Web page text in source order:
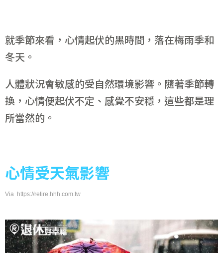
就季節來看，心情起伏的黑時間，落在梅雨季和
冬天。
人體狀況會敏感的受自然環境影響。隨著季節轉
換，心情便起伏不定、感覺不安穩，這些都是理
所當然的。
心情受天氣影響
Via https://retire.hhh.com.tw